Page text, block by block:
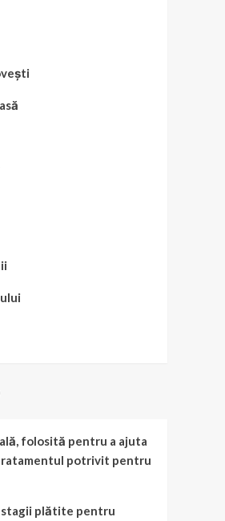
folosită pentru a ajuta
potrivit pentru
stagii plătite pentru